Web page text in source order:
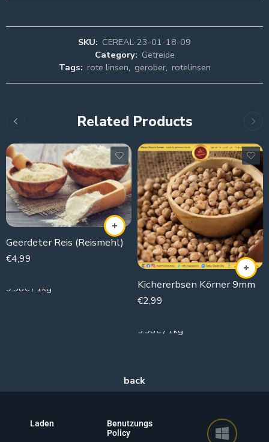
SKU: CEREAL-23-01-18-09
Category: Getreide
Tags: rote linsen, gerober, rotelinsen
Related Products
Geerdeter Reis (Reismehl)
€4,99
9.98€ / 1kg
Kichererbsen Körner 9mm
€2,99
5.98€ / 1kg
Laden
Benutzungs
Policy